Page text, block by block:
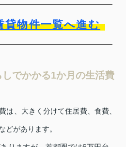
貸物件一覧へ進む
でかかる1か月の生活費
は、大きく分けて住居費、食費、
どがあります。